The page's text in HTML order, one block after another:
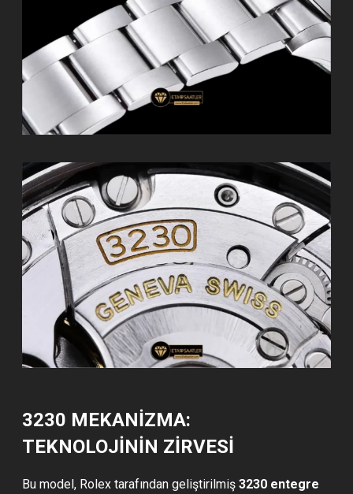
3230 MEKANIZMA:
TEKNOLOJININ ZIRVESI
Bu model, Rolex tarafından geliştirilmiş3230 entegre